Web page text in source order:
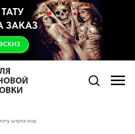
ЗАКАЗ
штрих код